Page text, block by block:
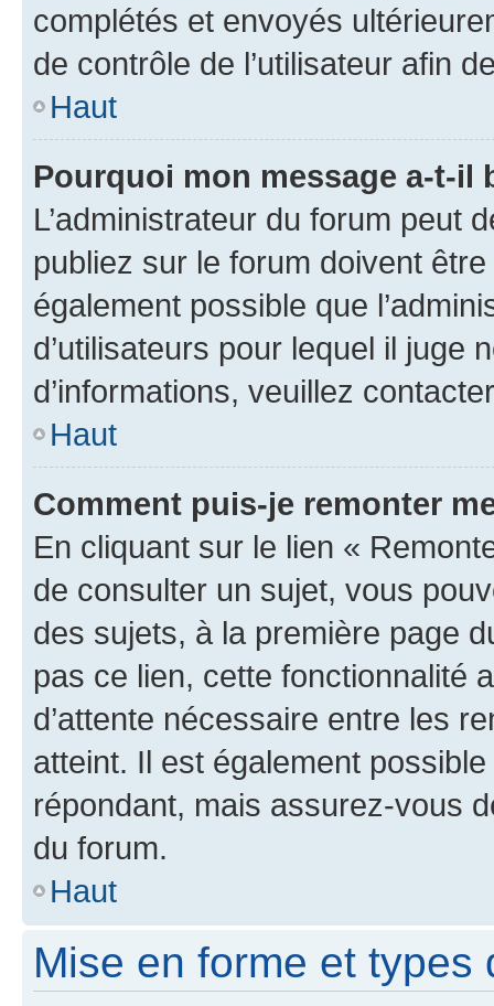
complétés et envoyés
de contrôle de l’utilisateur afin
Haut
Pourquoi mon message a-t-il
L’administrateur du forum peut
publiez sur le forum doivent
également possible que
d’utilisateurs pour lequel il juge
d’informations, veuillez
Haut
Comment puis-je remonter
En cliquant sur le lien «
de consulter un sujet, vous
des sujets, à la première page
pas ce lien, cette fonctionnalité
d’attente nécessaire entre les
atteint. Il est également
répondant, mais assurez-vous
du forum.
Haut
Mise en forme et types